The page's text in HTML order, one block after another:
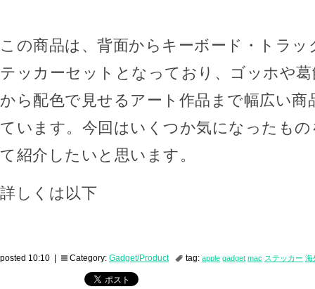
この商品は、背面からキーボード・トラ
テッカーセットとなっており、ゴッホや
から配色で見せるアート作品まで幅広い商
ています。今回はいくつか気になったも
て紹介したいと思います。
詳しくは以下
posted 10:10 | Category: Gadget/Product tag: apple gadget mac ステッカー 海